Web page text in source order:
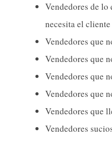
Vendedores de lo
necesita el cliente
Vendedores que
Vendedores que
Vendedores que
Vendedores que
Vendedores que
Vendedores